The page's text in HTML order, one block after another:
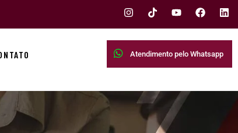
Atendimento pelo Whatsapp